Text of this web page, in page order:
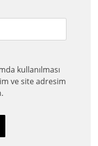
kullanılması
ve site adresim